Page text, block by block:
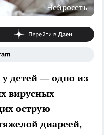
Нейросеть
детей — одно из
вирусных
острую
диареей,